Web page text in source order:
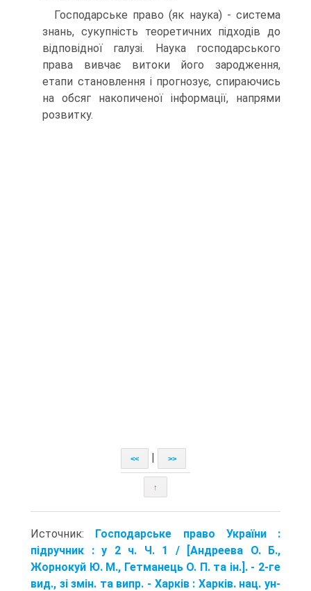
Господарське право (як наука) - система
знань, сукуп­ність теоретичних підходів до
відповідної галузі. Наука гос­подарського
права вивчає витоки його зародження,
етапи становлення і прогнозує, спираючись
на обсяг накопиченої інформації, напрями
розвитку.
<< | >>
↑
Источник:
Господарське право України :
підручник : у 2 ч. Ч. 1 / [Андреева О. Б.,
Жорнокуй Ю. М., Гетманець О. П. та ін.]. - 2-ге
вид., зі змін. та випр. - Харків : Харків. нац. ун-